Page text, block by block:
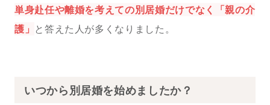
単身赴任や離婚を考えての別居婚だけでなく「親の介
護」 と答えた人が多くなりました。
いつから別居婚を始めましたか？